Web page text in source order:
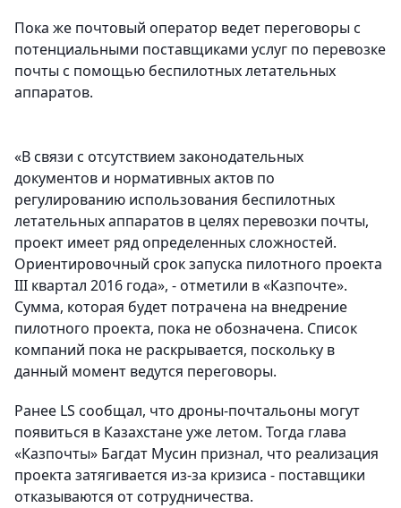
Пока же почтовый оператор ведет переговоры с
потенциальными поставщиками услуг по перевозке
почты с помощью беспилотных летательных
аппаратов.
«В связи с отсутствием законодательных
документов и нормативных актов по
регулированию использования беспилотных
летательных аппаратов в целях перевозки почты,
проект имеет ряд определенных сложностей.
Ориентировочный срок запуска пилотного проекта
III квартал 2016 года», - отметили в «Казпочте».
Сумма, которая будет потрачена на внедрение
пилотного проекта, пока не обозначена. Список
компаний пока не раскрывается, поскольку в
данный момент ведутся переговоры.
Ранее LS сообщал, что дроны-почтальоны могут
появиться в Казахстане уже летом. Тогда глава
«Казпочты» Багдат Мусин признал, что реализация
проекта затягивается из-за кризиса - поставщики
отказываются от сотрудничества.